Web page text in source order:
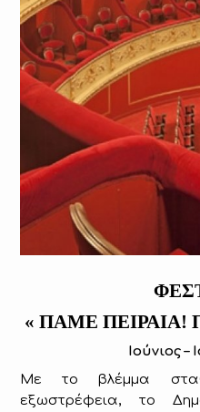
« ΠΑΜΕ
Ιούνιος –
Με το βλέμμα
εξωστρέφεια, το